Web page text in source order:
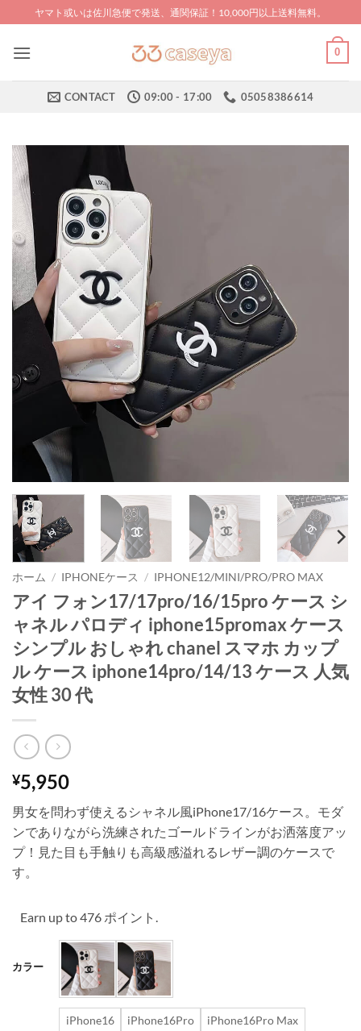
to
content
ヤマト或いは佐川急便で発送、通関保証！10,000円以上送料無料。
0
CONTACT 09:00 - 17:00 05058386614
ホーム / IPHONEケース / IPHONE12/MINI/PRO/PRO MAX
アイ フォン17/17pro/16/15pro ケース シ
ャネル パロディ iphone15promax ケース
シンプル おしゃれ chanel スマホ カップ
ル ケース iphone14pro/14/13 ケース 人気
女性 30 代
¥5,950
男女を問わず使えるシャネル風iPhone17/16ケース。モダ
ンでありながら洗練されたゴールドラインがお洒落度アッ
プ！見た目も手触りも高級感溢れるレザー調のケースで
す。
Earn up to 476 ポイント.
カラー
iPhone16 iPhone16Pro
iPhone16Pro Max